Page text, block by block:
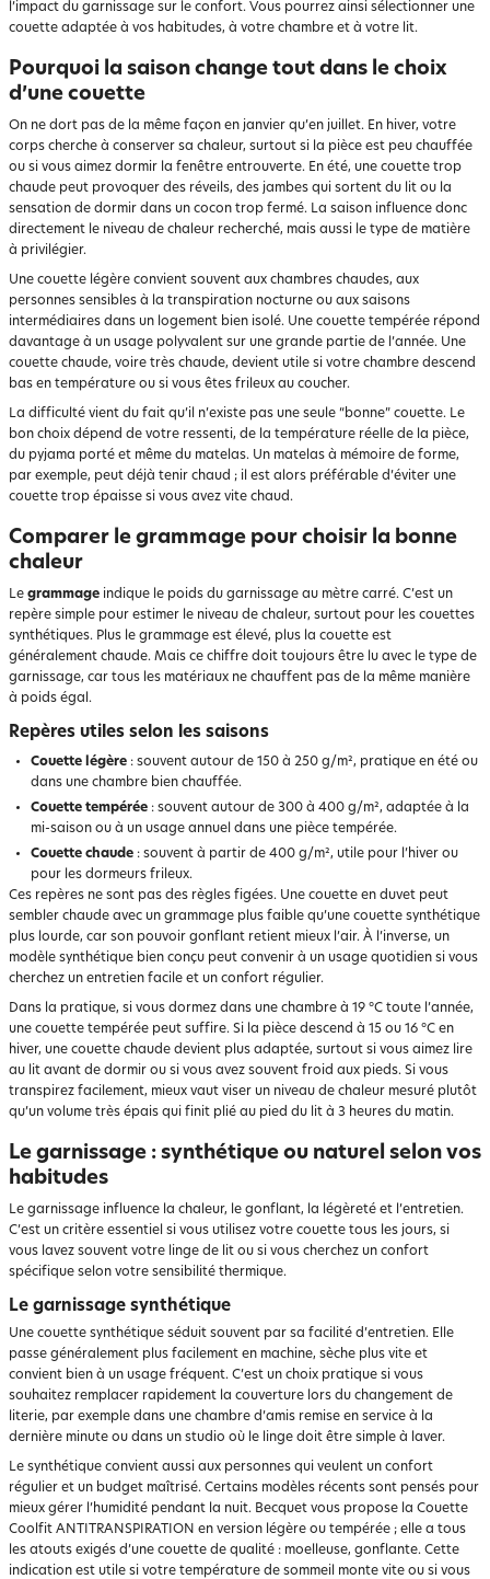
l’impact du garnissage sur le confort. Vous pourrez ainsi sélectionner une
couette adaptée à vos habitudes, à votre chambre et à votre lit.
Pourquoi la saison change tout dans le choix
d’une couette
On ne dort pas de la même façon en janvier qu’en juillet. En hiver, votre
corps cherche à conserver sa chaleur, surtout si la pièce est peu chauffée
ou si vous aimez dormir la fenêtre entrouverte. En été, une couette trop
chaude peut provoquer des réveils, des jambes qui sortent du lit ou la
sensation de dormir dans un cocon trop fermé. La saison influence donc
directement le niveau de chaleur recherché, mais aussi le type de matière
à privilégier.
Une couette légère convient souvent aux chambres chaudes, aux
personnes sensibles à la transpiration nocturne ou aux saisons
intermédiaires dans un logement bien isolé. Une couette tempérée répond
davantage à un usage polyvalent sur une grande partie de l’année. Une
couette chaude, voire très chaude, devient utile si votre chambre descend
bas en température ou si vous êtes frileux au coucher.
La difficulté vient du fait qu’il n’existe pas une seule “bonne” couette. Le
bon choix dépend de votre ressenti, de la température réelle de la pièce,
du pyjama porté et même du matelas. Un matelas à mémoire de forme,
par exemple, peut déjà tenir chaud ; il est alors préférable d’éviter une
couette trop épaisse si vous avez vite chaud.
Comparer le grammage pour choisir la bonne
chaleur
Le grammage indique le poids du garnissage au mètre carré. C’est un
repère simple pour estimer le niveau de chaleur, surtout pour les couettes
synthétiques. Plus le grammage est élevé, plus la couette est
généralement chaude. Mais ce chiffre doit toujours être lu avec le type de
garnissage, car tous les matériaux ne chauffent pas de la même manière
à poids égal.
Repères utiles selon les saisons
Couette légère : souvent autour de 150 à 250 g/m², pratique en été ou
dans une chambre bien chauffée.
Couette tempérée : souvent autour de 300 à 400 g/m², adaptée à la
mi-saison ou à un usage annuel dans une pièce tempérée.
Couette chaude : souvent à partir de 400 g/m², utile pour l’hiver ou
pour les dormeurs frileux.
Ces repères ne sont pas des règles figées. Une couette en duvet peut
sembler chaude avec un grammage plus faible qu’une couette synthétique
plus lourde, car son pouvoir gonflant retient mieux l’air. À l’inverse, un
modèle synthétique bien conçu peut convenir à un usage quotidien si vous
cherchez un entretien facile et un confort régulier.
Dans la pratique, si vous dormez dans une chambre à 19 °C toute l’année,
une couette tempérée peut suffire. Si la pièce descend à 15 ou 16 °C en
hiver, une couette chaude devient plus adaptée, surtout si vous aimez lire
au lit avant de dormir ou si vous avez souvent froid aux pieds. Si vous
transpirez facilement, mieux vaut viser un niveau de chaleur mesuré plutôt
qu’un volume très épais qui finit plié au pied du lit à 3 heures du matin.
Le garnissage : synthétique ou naturel selon vos
habitudes
Le garnissage influence la chaleur, le gonflant, la légèreté et l’entretien.
C’est un critère essentiel si vous utilisez votre couette tous les jours, si
vous lavez souvent votre linge de lit ou si vous cherchez un confort
spécifique selon votre sensibilité thermique.
Le garnissage synthétique
Une couette synthétique séduit souvent par sa facilité d’entretien. Elle
passe généralement plus facilement en machine, sèche plus vite et
convient bien à un usage fréquent. C’est un choix pratique si vous
souhaitez remplacer rapidement la couverture lors du changement de
literie, par exemple dans une chambre d’amis remise en service à la
dernière minute ou dans un studio où le linge doit être simple à laver.
Le synthétique convient aussi aux personnes qui veulent un confort
régulier et un budget maîtrisé. Certains modèles récents sont pensés pour
mieux gérer l’humidité pendant la nuit. Becquet vous propose la Couette
Coolfit ANTITRANSPIRATION en version légère ou tempérée ; elle a tous
les atouts exigés d’une couette de qualité : moelleuse, gonflante. Cette
indication est utile si votre température de sommeil monte vite ou si vous